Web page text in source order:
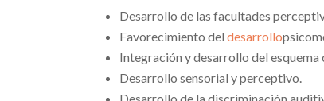
Desarrollo de las facultades
Favorecimiento deldesarrollo
Integración y desarrollo del esquema
Desarrollo sensorial y perceptivo.